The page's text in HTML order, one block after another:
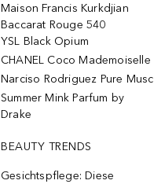
Maison Francis Kurkdjian
Baccarat Rouge 540
YSL Black Opium
CHANEL Coco Mademoiselle
Narciso Rodriguez Pure Musc
Summer Mink Parfum by
Drake
BEAUTY TRENDS
Gesichtspflege: Diese